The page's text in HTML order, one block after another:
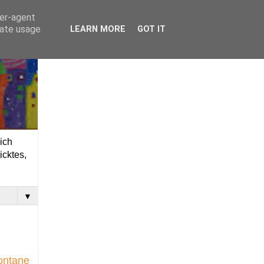
▼
agent
usage
LEARN MORE GOT IT